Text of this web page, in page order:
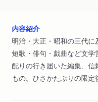
内容紹介
明治・大正・昭和の三代に
短歌・俳句・戯曲など文
配りの行き届いた編集、
もの。ひさかたぶりの限定